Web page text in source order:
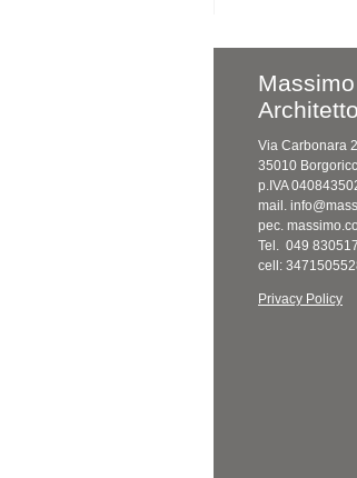
Architetto
Via Carbonara
35010
p.IVA
mail.
pec.
Tel. 049
cell:
Privacy Policy